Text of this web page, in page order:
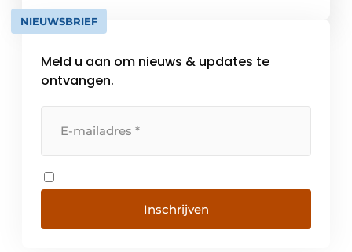
die speciaal zijn ontwikkeld voor een Side-
By-Side […]
NIEUWSBRIEF
Meld u aan om nieuws & updates te
ontvangen.
Inschrijven